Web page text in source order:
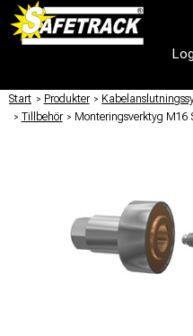
Start / Produkter /
/ Tillbehör / Monteringsverktyg M16